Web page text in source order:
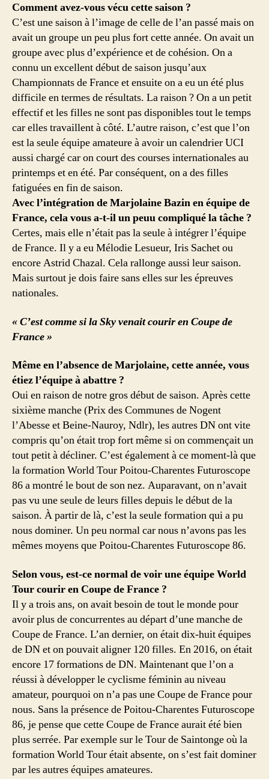
Comment avez-vous vécu cette saison ?
C’est une saison à l’image de celle de l’an passé mais on
avait un groupe un peu plus fort cette année. On avait un
groupe avec plus d’expérience et de cohésion. On a
connu un excellent début de saison jusqu’aux
Championnats de France et ensuite on a eu un été plus
difficile en termes de résultats. La raison ? On a un petit
effectif et les filles ne sont pas disponibles tout le temps
car elles travaillent à côté. L’autre raison, c’est que l’on
est la seule équipe amateure à avoir un calendrier UCI
aussi chargé car on court des courses internationales au
printemps et en été. Par conséquent, on a des filles
fatiguées en fin de saison.
Avec l’intégration de Marjolaine Bazin en équipe de
France, cela vous a-t-il un peuu compliqué la tâche ?
Certes, mais elle n’était pas la seule à intégrer l’équipe
de France. Il y a eu Mélodie Lesueur, Iris Sachet ou
encore Astrid Chazal. Cela rallonge aussi leur saison.
Mais surtout je dois faire sans elles sur les épreuves
nationales.
« C’est comme si la Sky venait courir en Coupe de
France »
Même en l’absence de Marjolaine, cette année, vous
étiez l’équipe à abattre ?
Oui en raison de notre gros début de saison. Après cette
sixième manche (Prix des Communes de Nogent
l’Abesse et Beine-Nauroy, Ndlr), les autres DN ont vite
compris qu’on était trop fort même si on commençait un
tout petit à décliner. C’est également à ce moment-là que
la formation World Tour Poitou-Charentes Futuroscope
86 a montré le bout de son nez. Auparavant, on n’avait
pas vu une seule de leurs filles depuis le début de la
saison. À partir de là, c’est la seule formation qui a pu
nous dominer. Un peu normal car nous n’avons pas les
mêmes moyens que Poitou-Charentes Futuroscope 86.
Selon vous, est-ce normal de voir une équipe World
Tour courir en Coupe de France ?
Il y a trois ans, on avait besoin de tout le monde pour
avoir plus de concurrentes au départ d’une manche de
Coupe de France. L’an dernier, on était dix-huit équipes
de DN et on pouvait aligner 120 filles. En 2016, on était
encore 17 formations de DN. Maintenant que l’on a
réussi à développer le cyclisme féminin au niveau
amateur, pourquoi on n’a pas une Coupe de France pour
nous. Sans la présence de Poitou-Charentes Futuroscope
86, je pense que cette Coupe de France aurait été bien
plus serrée. Par exemple sur le Tour de Saintonge où la
formation World Tour était absente, on s’est fait dominer
par les autres équipes amateures.